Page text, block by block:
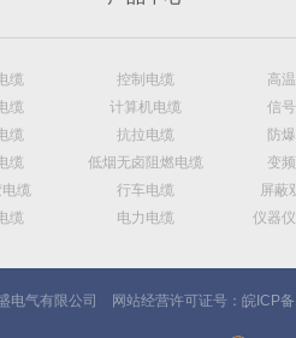
缆 控制电缆
高
缆
计算机电缆
信
缆
抗拉电缆
防
缆
低烟无卤阻燃电缆
变
缆
行车电缆
屏蔽
缆
电力电缆 仪器
电气有限公司 网站经营许可证号： 皖ICP